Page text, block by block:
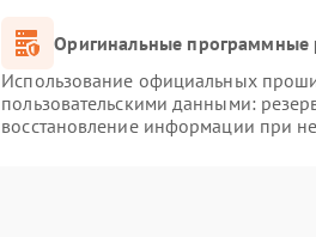
Оригинальные программные
Использование официальных
пользовательскими данными:
восстановление информации при